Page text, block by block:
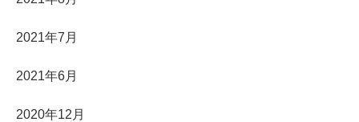
2021年7月
2021年6月
2020年12月